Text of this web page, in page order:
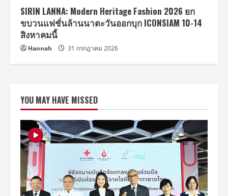
SIRIN LANNA: Modern Heritage Fashion 2026 ยก
ขบวนแฟชั่นล้านนาตะวันออกบุก ICONSIAM 10-14
สิงหาคมนี้
Hannah 31 กรกฎาคม 2026
YOU MAY HAVE MISSED